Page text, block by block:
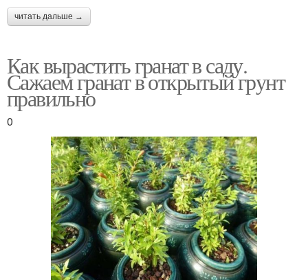
читать дальше →
Как вырастить гранат в саду.
Сажаем гранат в открытый грунт
правильно
0